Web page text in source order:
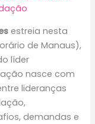
estreia nesta
de Manaus),
líder
nasce com
lideranças
demandas e